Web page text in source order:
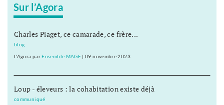
Sur l’Agora
Charles Piaget, ce camarade, ce frère...
blog
L'Agora parEnsemble MAGE |09 novembre 2023
Loup - éleveurs : la cohabitation existe déjà
communiqué